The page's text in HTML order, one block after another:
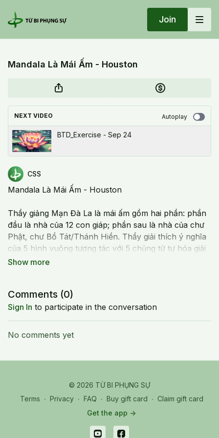
Join
Mandala Là Mái Ấm - Houston
NEXT VIDEO Autoplay
BTD_Exercise - Sep 24
CSS
Mandala Là Mái Ấm - Houston
Thầy giảng Mạn Đà La là mái ấm gồm hai phần: phần
đầu là nhà của 12 con giáp; phần sau là nhà của chư
Phật, chư Bồ Tát/Thánh Hiền. Thầy giải thích ý nghĩa
của 5 hình vuông tương tác với 5 chủng tử tự hóa giải
5 loại nợ.
Comments (0)
Sign In to participate in the conversation
No comments yet
© 2026 TỪ BI PHỤNG SỰ
Terms ∙ Privacy ∙ FAQ ∙ Buy gift card ∙ Claim gift card
Get the app ->